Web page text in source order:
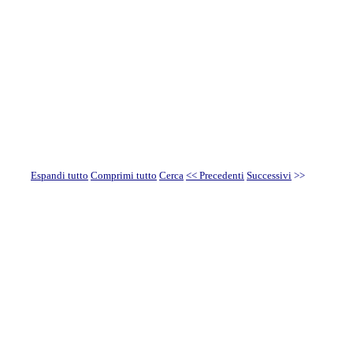
Espandi tutto Comprimi tutto Cerca << Precedenti Successivi >>